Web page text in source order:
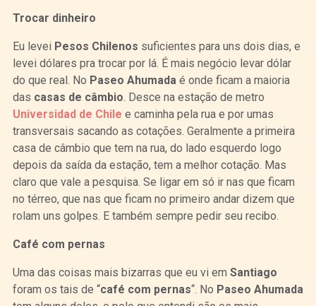
Trocar dinheiro
Eu levei Pesos Chilenos suficientes para uns dois dias, e
levei dólares pra trocar por lá. É mais negócio levar dólar
do que real. No Paseo Ahumadaé onde ficam a maioria
das casas de câmbio. Desce na estação de metro
Universidad de Chile e caminha pela rua e por umas
transversais sacando as cotações. Geralmente a primeira
casa de câmbio que tem na rua, do lado esquerdo logo
depois da saída da estação, tem a melhor cotação. Mas
claro que vale a pesquisa. Se ligar em só ir nas que ficam
no térreo, que nas que ficam no primeiro andar dizem que
rolam uns golpes. E também sempre pedir seu recibo.
Café com pernas
Uma das coisas mais bizarras que eu vi em Santiago
foram os tais de “café com pernas“. No Paseo Ahumada